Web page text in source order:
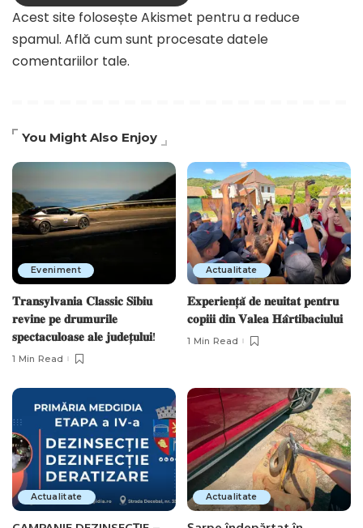
Acest site folosește Akismet pentru a reduce
spamul. Află cum sunt procesate datele
comentariilor tale.
You Might Also Enjoy
Eveniment
𝐓𝐫𝐚𝐧𝐬𝐲𝐥𝐯𝐚𝐧𝐢𝐚 𝐂𝐥𝐚𝐬𝐬𝐢𝐜 𝐒𝐢𝐛𝐢𝐮
𝐫𝐞𝐯𝐢𝐧𝐞 𝐩𝐞 𝐝𝐫𝐮𝐦𝐮𝐫𝐢𝐥𝐞
𝐬𝐩𝐞𝐜𝐭𝐚𝐜𝐮𝐥𝐨𝐚𝐬𝐞 𝐚𝐥𝐞 𝐣𝐮𝐝𝐞𝐭̦𝐮𝐥𝐮𝐢!
1 Min Read
Actualitate
𝐄𝐱𝐩𝐞𝐫𝐢𝐞𝐧𝐭̦𝐚̆ 𝐝𝐞 𝐧𝐞𝐮𝐢𝐭𝐚𝐭 𝐩𝐞𝐧𝐭𝐫𝐮
𝐜𝐨𝐩𝐢𝐢𝐢 𝐝𝐢𝐧 𝐕𝐚𝐥𝐞𝐚 𝐇𝐚̂𝐫𝐭𝐢𝐛𝐚𝐜𝐢𝐮𝐥𝐮𝐢
1 Min Read
Actualitate Actualitate